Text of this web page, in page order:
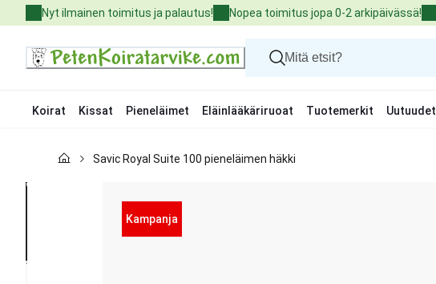
to
Nyt ilmainen toimitus ja palautus! Nopea toimitus jopa 0-2 arkipäivässä!
Koirat Kissat Pieneläimet Eläinlääkäriruoat Tuotemerkit Uutuudet
Kissat
Savic Royal Suite 100 pieneläimen häkki
Kampanja